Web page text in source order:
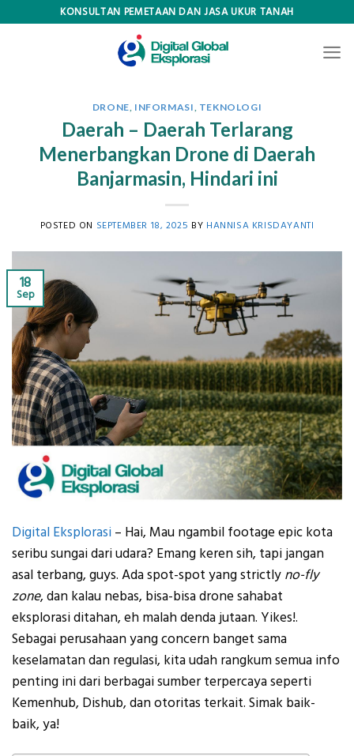
KONSULTAN PEMETAAN DAN JASA UKUR TANAH
DRONE, INFORMASI, TEKNOLOGI
Daerah – Daerah Terlarang
Menerbangkan Drone di Daerah
Banjarmasin, Hindari ini
POSTED ON SEPTEMBER 18, 2025 BY HANNISA KRISDAYANTI
18
Sep
Digital Eksplorasi – Hai, Mau ngambil footage epic kota
seribu sungai dari udara? Emang keren sih, tapi jangan
asal terbang, guys. Ada spot-spot yang strictly no-fly
zone, dan kalau nebas, bisa-bisa drone sahabat
eksplorasi ditahan, eh malah denda jutaan. Yikes!.
Sebagai perusahaan yang concern banget sama
keselamatan dan regulasi, kita udah rangkum semua info
penting ini dari berbagai sumber terpercaya seperti
Kemenhub, Dishub, dan otoritas terkait. Simak baik-
baik, ya!